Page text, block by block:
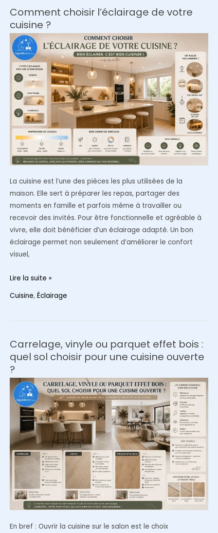
affiches
pour
la
chambre
de
votre
enfant
Comment choisir l’éclairage de votre
cuisine ?
La cuisine est l’une des pièces les plus utilisées de la
maison. Elle sert à préparer les repas, partager des
moments en famille et parfois même à travailler ou
recevoir des invités. Pour être fonctionnelle et agréable à
vivre, elle doit bénéficier d’un éclairage adapté. Un bon
éclairage permet non seulement d’améliorer le confort
visuel,
Comment
cuisine
Lire la suite »
Cuisine, Éclairage
Carrelage, vinyle ou parquet effet bois :
quel sol choisir pour une cuisine ouverte
?
En bref : Ouvrir la cuisine sur le salon est le choix